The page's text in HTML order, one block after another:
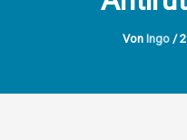
Von Ingo /